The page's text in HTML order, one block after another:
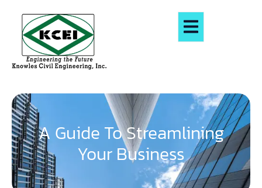
A Guide To Streamlining
Your Business